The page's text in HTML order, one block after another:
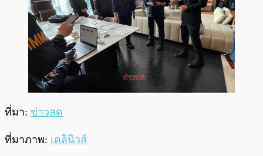
ที่มา: ข่าวสด
ที่มาภาพ: เดลินิวส์